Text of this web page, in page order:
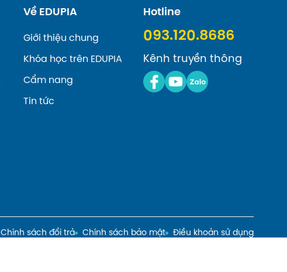
Về EDUPIA
Giới thiệu chung
Khóa học trên EDUPIA
Cẩm nang
Tin tức
Hotline
093.120.8686
Kênh truyền thông
Chính sách đổi trả Chính sách bảo mật Điều khoản sử dụng